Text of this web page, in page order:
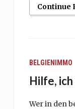
Continue
BELGIENIMMO
Hilfe,
Wer in den